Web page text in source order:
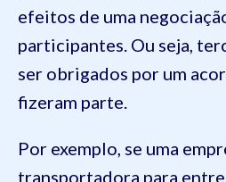
efeitos de uma
participantes. Ou seja,
ser obrigados por um
fizeram parte.
Por exemplo, se uma
transportadora para